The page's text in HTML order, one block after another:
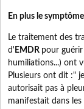
En plus le
Le traitement des
d' EMDR pour
humiliations...) ont
Plusieurs ont dit :"
autorisait pas à
manifestait dans